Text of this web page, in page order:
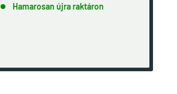
Hamarosan újra raktáron